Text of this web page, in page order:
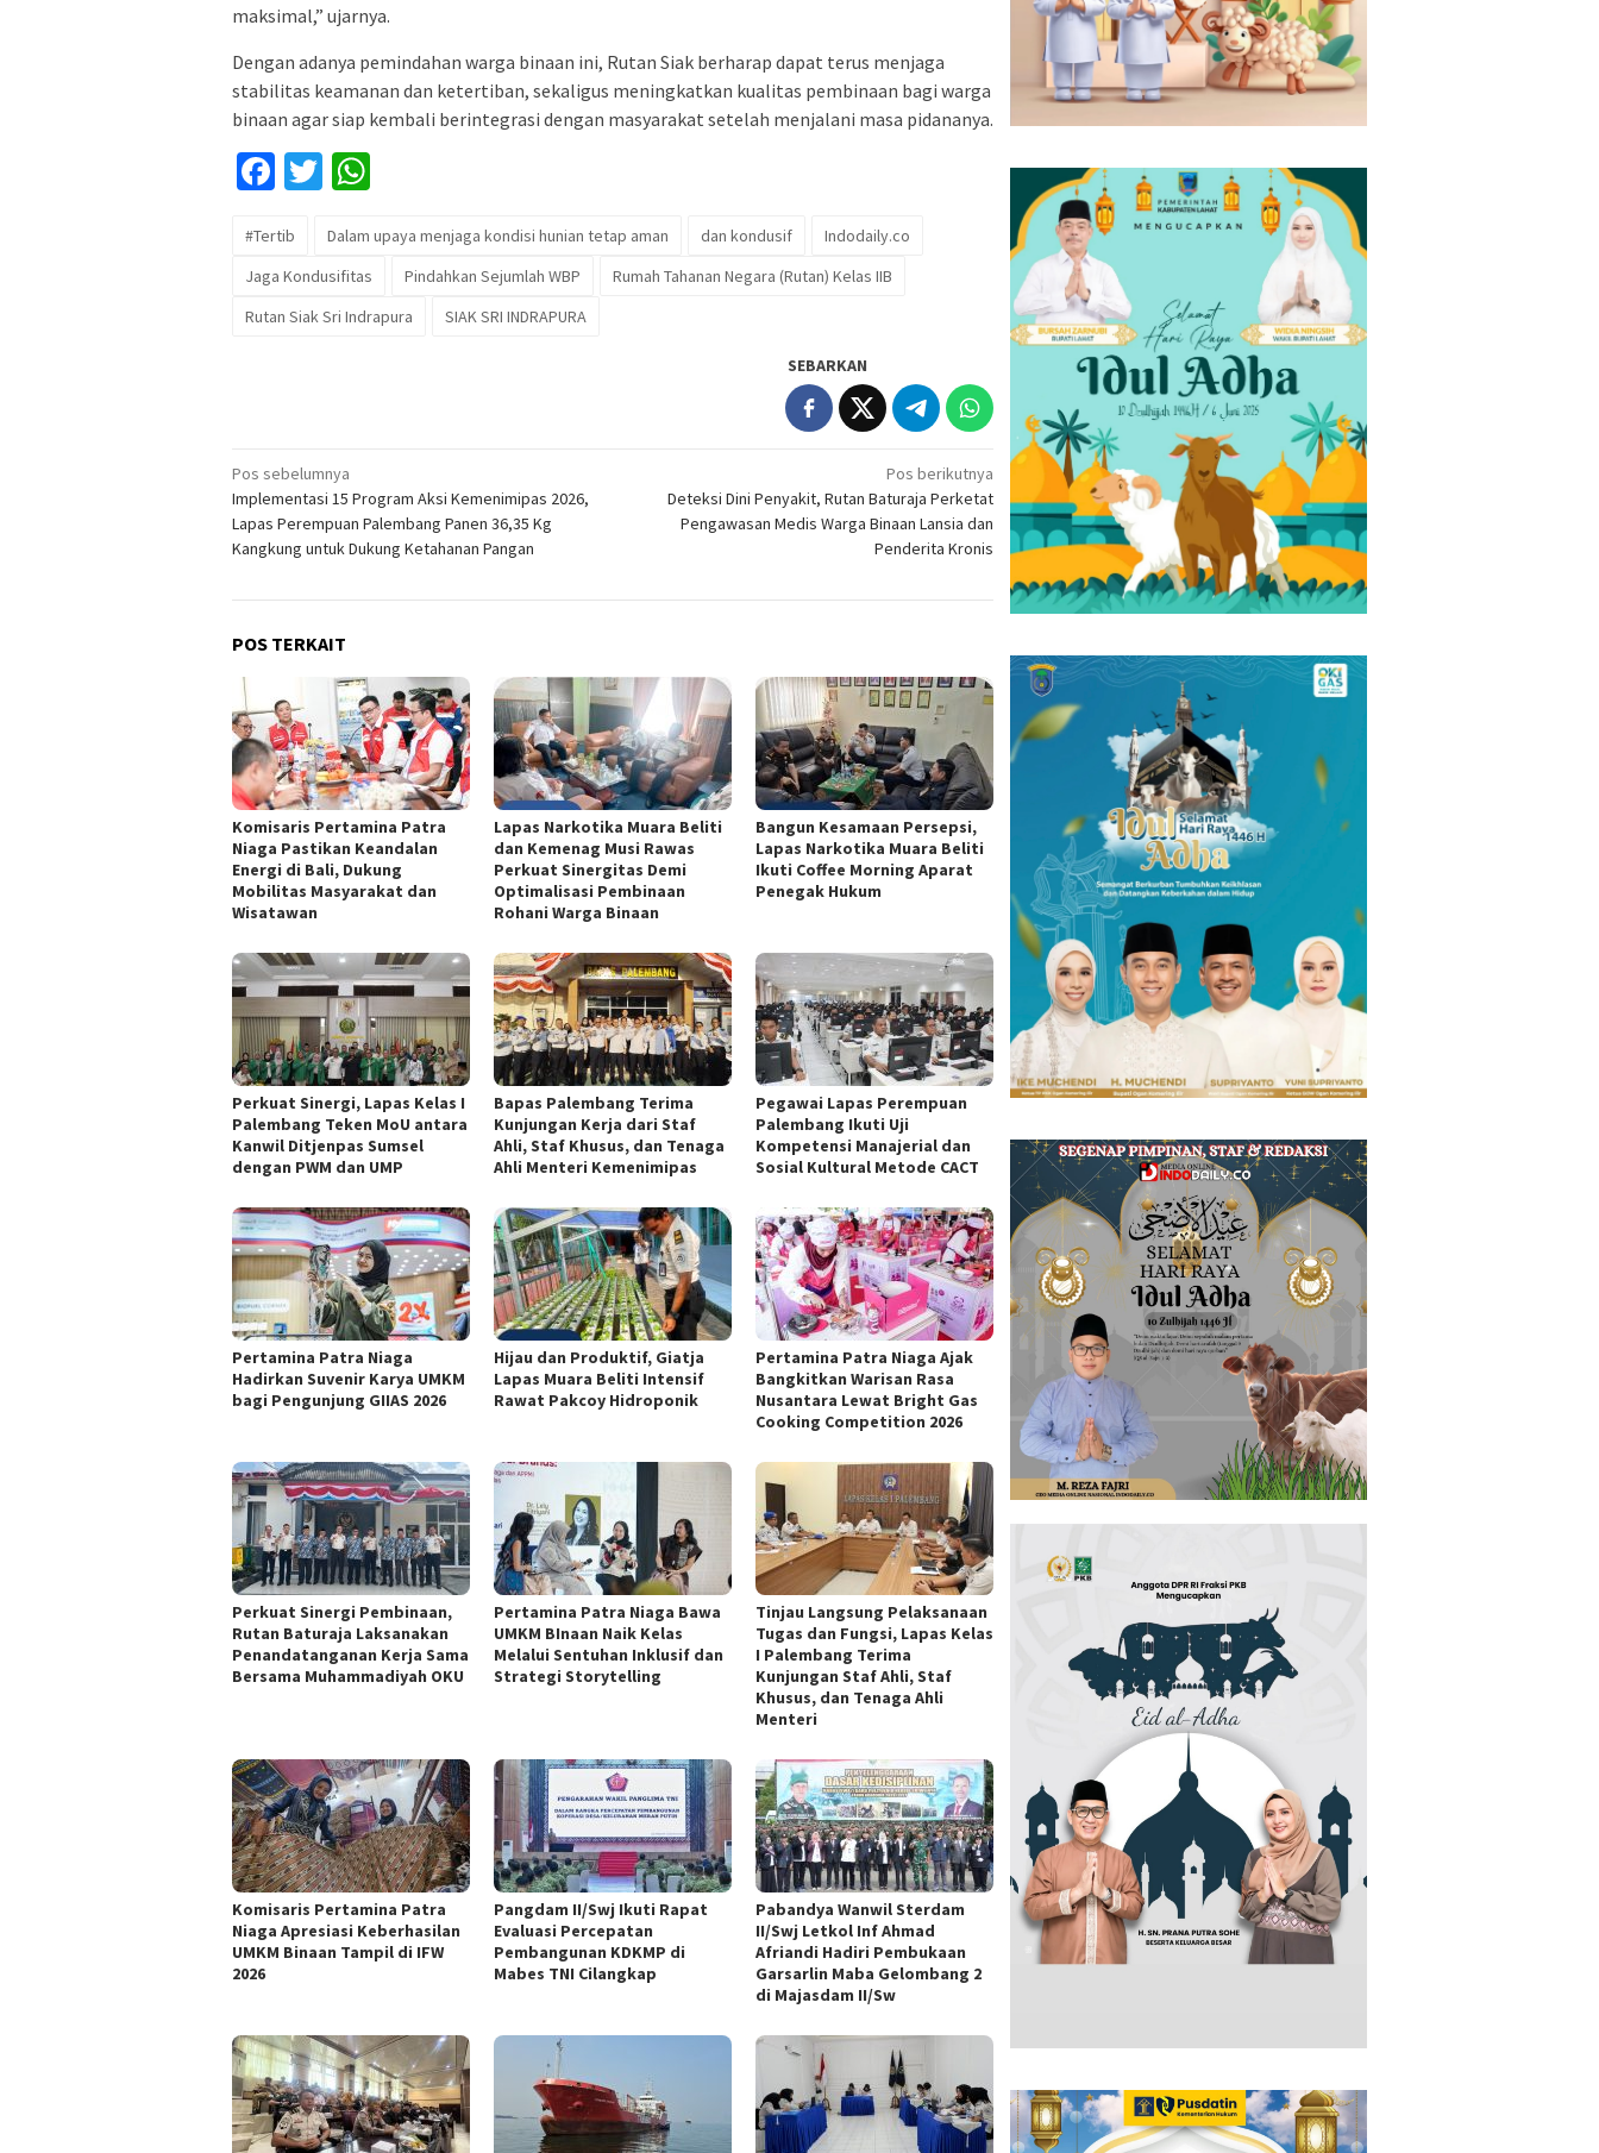
maksimal,” ujarnya.
Dengan adanya pemindahan warga binaan ini, Rutan Siak berharap dapat terus menjaga
stabilitas keamanan dan ketertiban, sekaligus meningkatkan kualitas pembinaan bagi warga
binaan agar siap kembali berintegrasi dengan masyarakat setelah menjalani masa pidananya.
Facebook
Twitter
#Tertib Dalam upaya menjaga kondisi hunian tetap aman dan kondusif
Indodaily.co
Jaga Kondusifitas
Pindahkan Sejumlah WBP
Rumah Tahanan Negara (Rutan) Kelas IIB
Rutan Siak Sri Indrapura
SIAK SRI INDRAPURA
SEBARKAN
Navigasi
pos
Pos sebelumnya
Implementasi 15 Program Aksi Kemenimipas 2026,
Lapas Perempuan Palembang Panen 36,35 Kg
Kangkung untuk Dukung Ketahanan Pangan
Pos berikutnya
Deteksi Dini Penyakit, Rutan Baturaja Perketat
Pengawasan Medis Warga Binaan Lansia dan
Penderita Kronis
POS TERKAIT
Komisaris Pertamina Patra
Niaga Pastikan Keandalan
Energi di Bali, Dukung
Mobilitas Masyarakat dan
Wisatawan
Lapas Narkotika Muara Beliti
dan Kemenag Musi Rawas
Perkuat Sinergitas Demi
Optimalisasi Pembinaan
Rohani Warga Binaan
Bangun Kesamaan Persepsi,
Lapas Narkotika Muara Beliti
Ikuti Coffee Morning Aparat
Penegak Hukum
Perkuat Sinergi, Lapas Kelas I
Palembang Teken MoU antara
Kanwil Ditjenpas Sumsel
dengan PWM dan UMP
Bapas Palembang Terima
Kunjungan Kerja dari Staf
Ahli, Staf Khusus, dan Tenaga
Ahli Menteri Kemenimipas
Pegawai Lapas Perempuan
Palembang Ikuti Uji
Kompetensi Manajerial dan
Sosial Kultural Metode CACT
Pertamina Patra Niaga
Hadirkan Suvenir Karya UMKM
bagi Pengunjung GIIAS 2026
Hijau dan Produktif, Giatja
Lapas Muara Beliti Intensif
Rawat Pakcoy Hidroponik
Pertamina Patra Niaga Ajak
Bangkitkan Warisan Rasa
Nusantara Lewat Bright Gas
Cooking Competition 2026
Perkuat Sinergi Pembinaan,
Rutan Baturaja Laksanakan
Penandatanganan Kerja Sama
Bersama Muhammadiyah OKU
Pertamina Patra Niaga Bawa
UMKM BInaan Naik Kelas
Melalui Sentuhan Inklusif dan
Strategi Storytelling
Tinjau Langsung Pelaksanaan
Tugas dan Fungsi, Lapas Kelas
I Palembang Terima
Kunjungan Staf Ahli, Staf
Khusus, dan Tenaga Ahli
Menteri
Komisaris Pertamina Patra
Niaga Apresiasi Keberhasilan
UMKM Binaan Tampil di IFW
2026
Pangdam II/Swj Ikuti Rapat
Evaluasi Percepatan
Pembangunan KDKMP di
Mabes TNI Cilangkap
Pabandya Wanwil Sterdam
II/Swj Letkol Inf Ahmad
Afriandi Hadiri Pembukaan
Garsarlin Maba Gelombang 2
di Majasdam II/Sw